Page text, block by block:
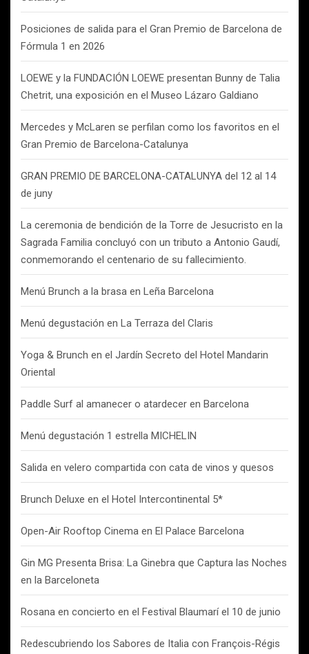
Posiciones de salida para el Gran Premio de Barcelona de
Fórmula 1 en 2026
LOEWE y la FUNDACIÓN LOEWE presentan Bunny de Talia
Chetrit, una exposición en el Museo Lázaro Galdiano
Mercedes y McLaren se perfilan como los favoritos en el
Gran Premio de Barcelona-Catalunya
GRAN PREMIO DE BARCELONA-CATALUNYA del 12 al 14
de juny
La ceremonia de bendición de la Torre de Jesucristo en la
Sagrada Familia concluyó con un tributo a Antonio Gaudí,
conmemorando el centenario de su fallecimiento.
Menú Brunch a la brasa en Leña Barcelona
Menú degustación en La Terraza del Claris
Yoga & Brunch en el Jardín Secreto del Hotel Mandarin
Oriental
Paddle Surf al amanecer o atardecer en Barcelona
Menú degustación 1 estrella MICHELIN
Salida en velero compartida con cata de vinos y quesos
Brunch Deluxe en el Hotel Intercontinental 5*
Open-Air Rooftop Cinema en El Palace Barcelona
Gin MG Presenta Brisa: La Ginebra que Captura las Noches
en la Barceloneta
Rosana en concierto en el Festival Blaumarí el 10 de junio
Redescubriendo los Sabores de Italia con François-Régis